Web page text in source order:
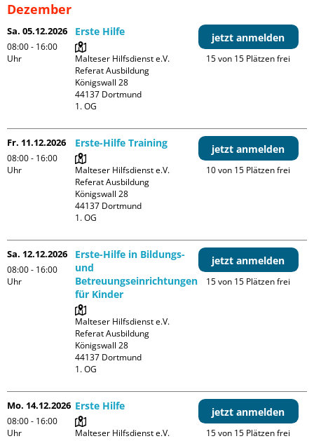
Dezember
Sa. 05.12.2026
08:00 - 16:00
Uhr
Erste Hilfe
Malteser Hilfsdienst e.V.
Referat Ausbildung
Königswall 28
44137 Dortmund
1. OG
jetzt anmelden
15 von 15 Plätzen frei
Fr. 11.12.2026
08:00 - 16:00
Uhr
Erste-Hilfe Training
Malteser Hilfsdienst e.V.
Referat Ausbildung
Königswall 28
44137 Dortmund
1. OG
jetzt anmelden
10 von 15 Plätzen frei
Sa. 12.12.2026
08:00 - 16:00
Uhr
Erste-Hilfe in Bildungs-
und
Betreuungseinrichtungen
für Kinder
Malteser Hilfsdienst e.V.
Referat Ausbildung
Königswall 28
44137 Dortmund
1. OG
jetzt anmelden
15 von 15 Plätzen frei
Mo. 14.12.2026
08:00 - 16:00
Uhr
Erste Hilfe
Malteser Hilfsdienst e.V.
jetzt anmelden
15 von 15 Plätzen frei